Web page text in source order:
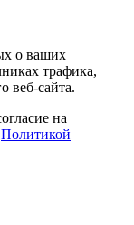
о ваших
трафика,
веб-сайта.
на
Политикой